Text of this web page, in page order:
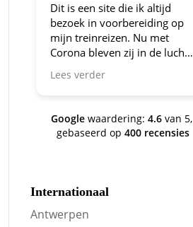
Dit is een site die ik altijd
bezoek in voorbereiding op
mijn treinreizen. Nu met
Corona bleven zij in de lucht.
Bravo en ga zo door! En nu
zijn we een aantal jaren
site om je te oriënteren op
trein-voordeel!
Lees verder
Google waardering: 4.6 van 5,
gebaseerd op400 recensies
Internationaal
Antwerpen